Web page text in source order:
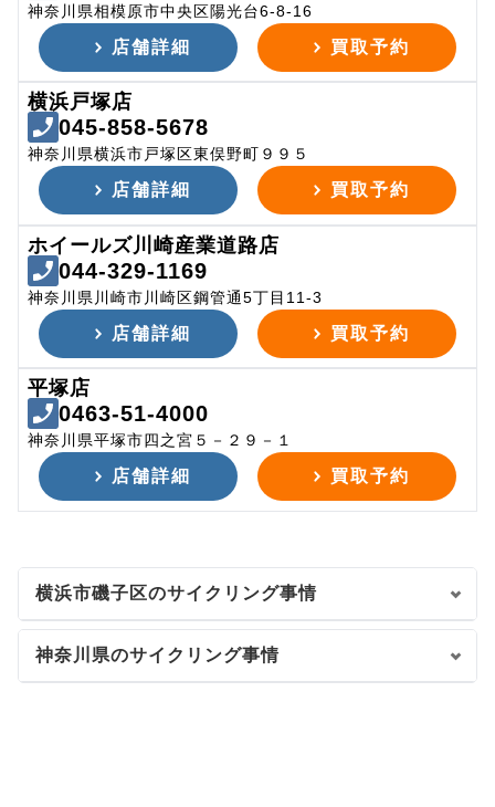
神奈川県相模原市中央区陽光台6-8-16
店舗詳細 買取予約
横浜戸塚店
045-858-5678
神奈川県横浜市戸塚区東俣野町９９５
店舗詳細 買取予約
ホイールズ川崎産業道路店
044-329-1169
神奈川県川崎市川崎区鋼管通5丁目11-3
店舗詳細 買取予約
平塚店
0463-51-4000
神奈川県平塚市四之宮５－２９－１
店舗詳細 買取予約
横浜市磯子区のサイクリング事情
神奈川県のサイクリング事情